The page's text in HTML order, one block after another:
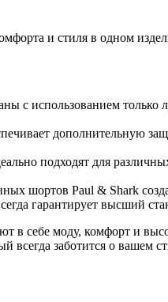
и стиля в одном
с использованием только
дополнительную
подходят для
шортов Paul & Shark
гарантирует высший
в себе моду, комфорт и
заботится о вашем